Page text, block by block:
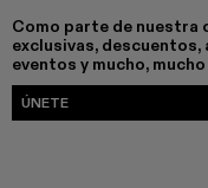
Como parte de nuestra
exclusivas,
eventos y mucho, mucho
ÚNETE